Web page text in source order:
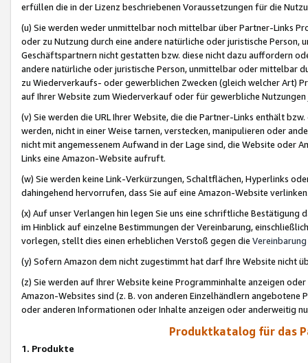
erfüllen die in der Lizenz beschriebenen Voraussetzungen für die
(u) Sie werden weder unmittelbar noch mittelbar über Partner-Links
oder zu Nutzung durch eine andere natürliche oder juristische
Geschäftspartnern nicht gestatten bzw. diese nicht dazu auffordern
andere natürliche oder juristische Person, unmittelbar oder mittelbar
zu Wiederverkaufs- oder gewerblichen Zwecken (gleich welcher Art)
auf Ihrer Website zum Wiederverkauf oder für gewerbliche
(v) Sie werden die URL Ihrer Website, die die Partner-Links enthält
werden, nicht in einer Weise tarnen, verstecken, manipulieren oder
nicht mit angemessenem Aufwand in der Lage sind, die Website oder
Links eine Amazon-Website aufruft.
(w) Sie werden keine Link-Verkürzungen, Schaltflächen, Hyperlinks
dahingehend hervorrufen, dass Sie auf eine Amazon-Website
(x) Auf unser Verlangen hin legen Sie uns eine schriftliche
im Hinblick auf einzelne Bestimmungen der Vereinbarung,
vorlegen, stellt dies einen erheblichen Verstoß gegen die Vereinbarung
(y) Sofern Amazon dem nicht zugestimmt hat darf Ihre Website nicht
(z) Sie werden auf Ihrer Website keine Programminhalte anzeigen
Amazon-Websites sind (z. B. von anderen Einzelhändlern
oder anderen Informationen oder Inhalte anzeigen oder anderweitig
Produktkatalog für das
1. Produkte